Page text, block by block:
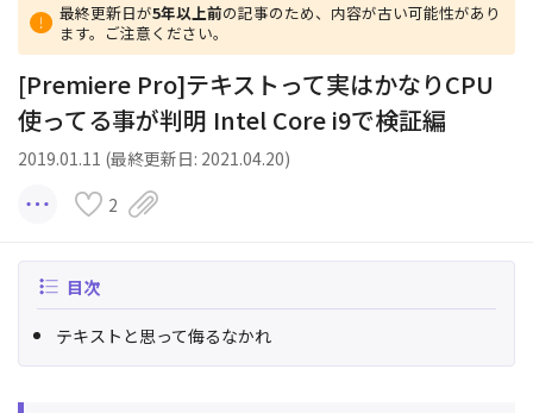
最終更新日が5年以上前の記事のため、内容が古い可能性があり
ます。ご注意ください。
[Premiere Pro]テキストって実はかなりCPU
使ってる事が判明 Intel Core i9で検証編
2019.01.11 (最終更新日: 2021.04.20)
2
目次
テキストと思って侮るなかれ